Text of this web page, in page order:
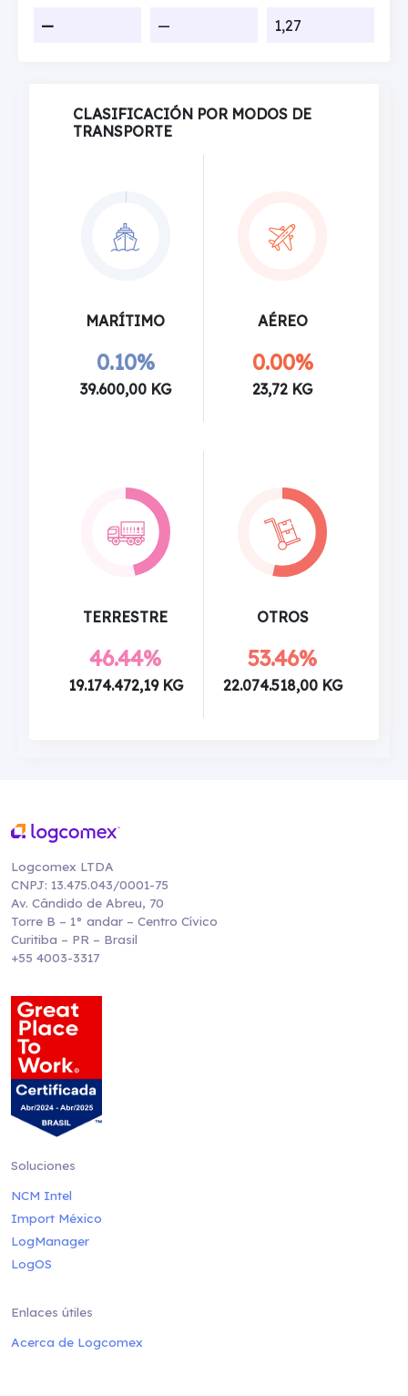
— — 1,27
CLASIFICACIÓN POR MODOS DE
TRANSPORTE
MARÍTIMO
0.10%
39.600,00 KG
AÉREO
0.00%
23,72 KG
TERRESTRE
46.44%
19.174.472,19 KG
OTROS
53.46%
22.074.518,00 KG
Logcomex LTDA
CNPJ: 13.475.043/0001-75
Av. Cândido de Abreu, 70
Torre B – 1° andar – Centro Cívico
Curitiba – PR – Brasil
+55 4003-3317
Soluciones
NCM Intel
Import México
LogManager
LogOS
Enlaces útiles
Acerca de Logcomex